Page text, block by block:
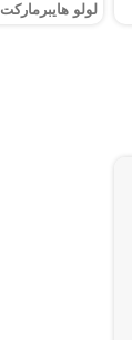
لولو هايبرماركت